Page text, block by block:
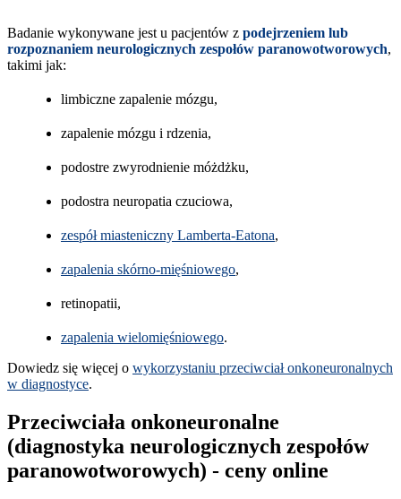
Badanie wykonywane jest u pacjentów z podejrzeniem lub
rozpoznaniem neurologicznych zespołów paranowotworowych,
takimi jak:
limbiczne zapalenie mózgu,
zapalenie mózgu i rdzenia,
podostre zwyrodnienie móżdżku,
podostra neuropatia czuciowa,
zespół miasteniczny Lamberta-Eatona,
zapalenia skórno-mięśniowego,
retinopatii,
zapalenia wielomięśniowego.
Dowiedz się więcej o wykorzystaniu przeciwciał onkoneuronalnych
w diagnostyce.
Przeciwciała onkoneuronalne
(diagnostyka neurologicznych zespołów
paranowotworowych) - ceny online